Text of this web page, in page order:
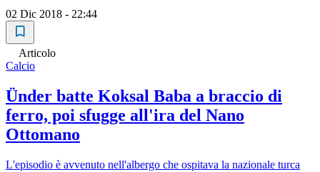
02 Dic 2018 - 22:44
Articolo
Calcio
Ünder batte Koksal Baba a braccio di
ferro, poi sfugge all'ira del Nano
Ottomano
L'episodio è avvenuto nell'albergo che ospitava la nazionale turca